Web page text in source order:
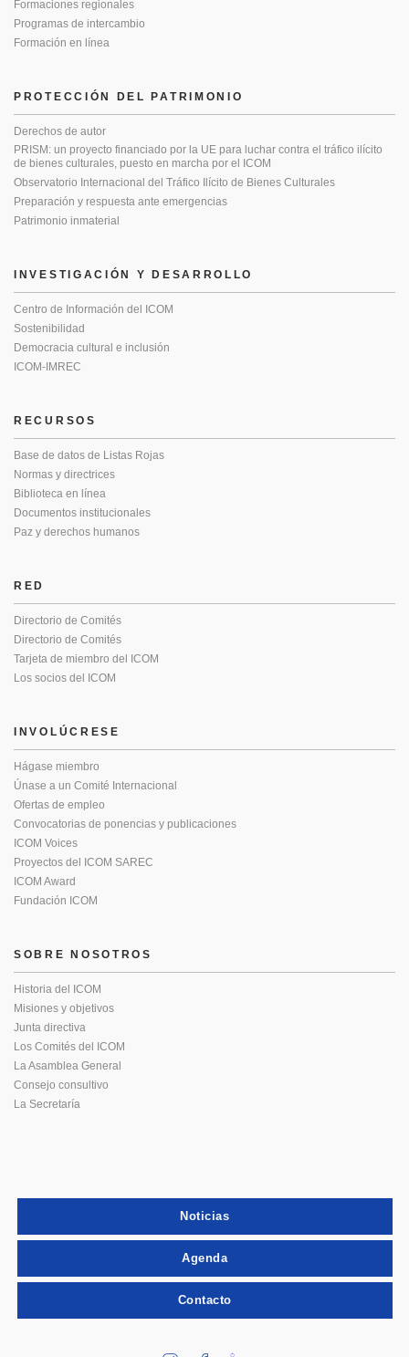
PROTECCIÓN DEL PATRIMONIO
Derechos de autor
PRISM: un proyecto financiado por la UE para luchar contra el tráfico ilícito
de bienes culturales, puesto en marcha por el ICOM
Observatorio Internacional del Tráfico Ilícito de Bienes Culturales
Preparación y respuesta ante emergencias
Patrimonio inmaterial
Formaciones regionales
Programas de intercambio
Formación en línea
INVESTIGACIÓN Y DESARROLLO
Centro de Información del ICOM
Sostenibilidad
Democracia cultural e inclusión
ICOM-IMREC
RECURSOS
Base de datos de Listas Rojas
Normas y directrices
Biblioteca en línea
Documentos institucionales
Paz y derechos humanos
RED
Directorio de Comités
Directorio de Comités
Tarjeta de miembro del ICOM
Los socios del ICOM
INVOLÚCRESE
Hágase miembro
Únase a un Comité Internacional
Ofertas de empleo
Convocatorias de ponencias y publicaciones
ICOM Voices
Proyectos del ICOM SAREC
ICOM Award
Fundación ICOM
SOBRE NOSOTROS
Historia del ICOM
Misiones y objetivos
Junta directiva
Los Comités del ICOM
La Asamblea General
Consejo consultivo
La Secretaría
Noticias
Agenda
Contacto